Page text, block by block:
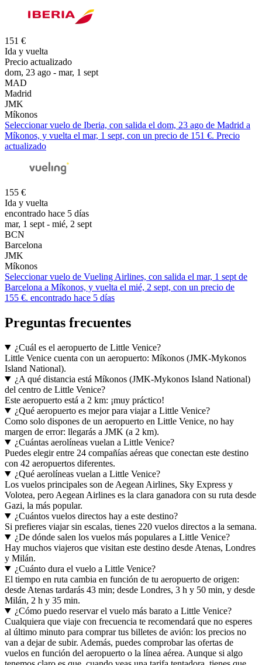
151 €
Ida y vuelta
Precio actualizado
dom, 23 ago - mar, 1 sept
MAD
Madrid
JMK
Míkonos
Seleccionar vuelo de Iberia, con salida el dom, 23 ago de Madrid a
Míkonos, y vuelta el mar, 1 sept, con un precio de 151 €. Precio
actualizado
155 €
Ida y vuelta
encontrado hace 5 días
mar, 1 sept - mié, 2 sept
BCN
Barcelona
JMK
Míkonos
Seleccionar vuelo de Vueling Airlines, con salida el mar, 1 sept de
Barcelona a Míkonos, y vuelta el mié, 2 sept, con un precio de
155 €. encontrado hace 5 días
Preguntas frecuentes
¿Cuál es el aeropuerto de Little Venice?
Little Venice cuenta con un aeropuerto: Míkonos (JMK-Mykonos
Island National).
¿A qué distancia está Míkonos (JMK-Mykonos Island National)
del centro de Little Venice?
Este aeropuerto está a 2 km: ¡muy práctico!
¿Qué aeropuerto es mejor para viajar a Little Venice?
Como solo dispones de un aeropuerto en Little Venice, no hay
margen de error: llegarás a JMK (a 2 km).
¿Cuántas aerolíneas vuelan a Little Venice?
Puedes elegir entre 24 compañías aéreas que conectan este destino
con 42 aeropuertos diferentes.
¿Qué aerolíneas vuelan a Little Venice?
Los vuelos principales son de Aegean Airlines, Sky Express y
Volotea, pero Aegean Airlines es la clara ganadora con su ruta desde
Gazi, la más popular.
¿Cuántos vuelos directos hay a este destino?
Si prefieres viajar sin escalas, tienes 220 vuelos directos a la semana.
¿De dónde salen los vuelos más populares a Little Venice?
Hay muchos viajeros que visitan este destino desde Atenas, Londres
y Milán.
¿Cuánto dura el vuelo a Little Venice?
El tiempo en ruta cambia en función de tu aeropuerto de origen:
desde Atenas tardarás 43 min; desde Londres, 3 h y 50 min, y desde
Milán, 2 h y 35 min.
¿Cómo puedo reservar el vuelo más barato a Little Venice?
Cualquiera que viaje con frecuencia te recomendará que no esperes
al último minuto para comprar tus billetes de avión: los precios no
van a dejar de subir. Además, puedes comprobar las ofertas de
vuelos en función del aeropuerto o la línea aérea. Aunque si algo